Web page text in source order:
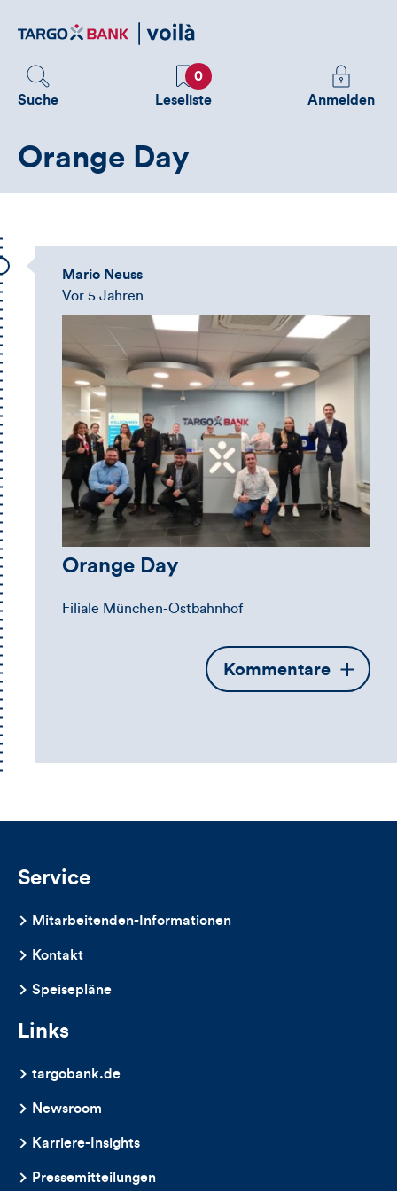
zum
Suche
Favoriten
0
Leseliste
Melden
Sie
Anmelden
Orange Day
Mario Neuss
Vor 5 Jahren
Orange Day
Filiale München-Ostbahnhof
Öffnet
die
Kommentare
Service
Mitarbeitenden-Informationen
Kontakt
Speisepläne
Links
targobank.de
Newsroom
Karriere-Insights
Pressemitteilungen